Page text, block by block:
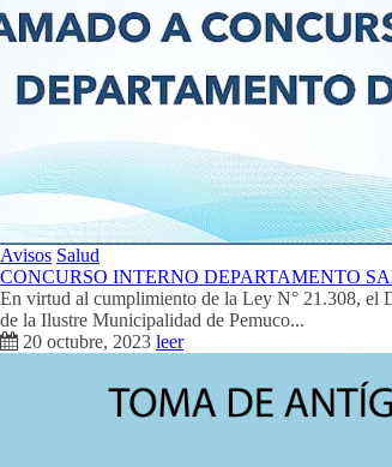
Avisos Salud
CONCURSO INTERNO DEPARTAMENTO
En virtud al cumplimiento de la Ley N° 21.308, el
de la Ilustre Municipalidad de Pemuco...
20 octubre, 2023 leer